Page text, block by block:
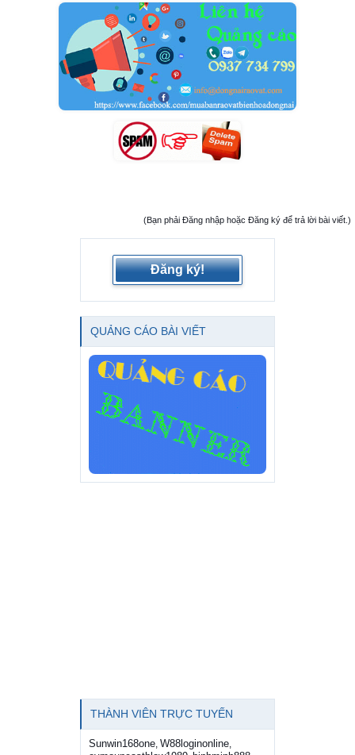
(Bạn phải Đăng nhập hoặc Đăng ký để trả lời bài viết.)
Đăng ký!
QUẢNG CÁO BÀI VIẾT
THÀNH VIÊN TRỰC TUYẾN
Sunwin168one W88loginonline